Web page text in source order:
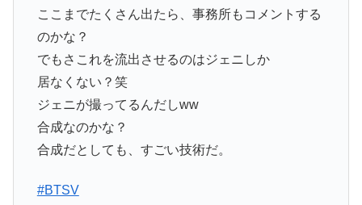
ここまでたくさん出たら、事務所もコメントする
のかな？
でもさこれを流出させるのはジェニしか
居なくない？笑
ジェニが撮ってるんだしww
合成なのかな？
合成だとしても、すごい技術だ。
#BTSV